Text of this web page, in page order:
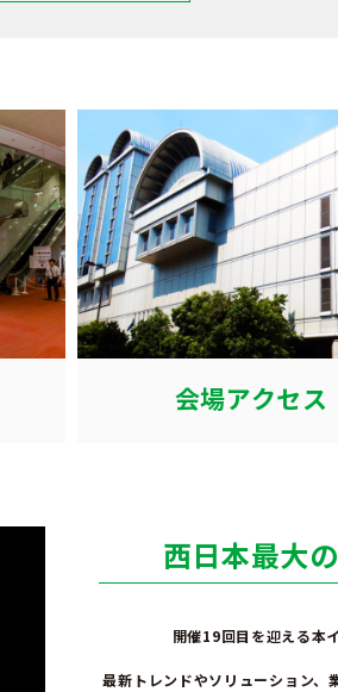
会場アクセス
西日本最大
開催19回目を迎える本
最新トレンドやソリューション、